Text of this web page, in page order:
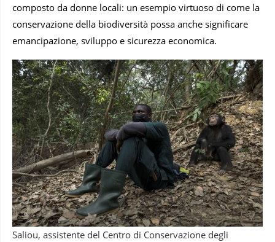
composto da donne locali: un esempio virtuoso di come la
conservazione della biodiversità possa anche significare
emancipazione, sviluppo e sicurezza economica.
Saliou, assistente del Centro di Conservazione degli